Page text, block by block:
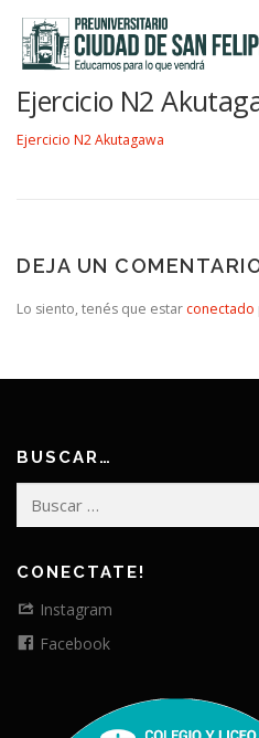
contenido
Ejercicio N2
Ejercicio N2 Akutagawa
DEJA UN
Lo siento, tenés que estar conectado
BUSCAR…
CONECTATE!
Instagram
Facebook